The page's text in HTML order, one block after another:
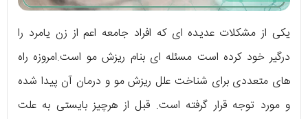
یکی از مشکلات عدیده ای که افراد جامعه اعم از زن یامرد را
درگیر خود کرده است مسئله ای بنام ریزش مو است.امروزه راه
های متعددی برای شناخت علل ریزش مو و درمان آن پیدا شده
و مورد توجه قرار گرفته است. قبل از هرچیز بایستی به علت